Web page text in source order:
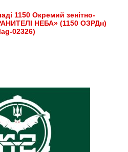
1150 Окремий зенітно-
НЕБА» (1150 ОЗРДн)
02326)